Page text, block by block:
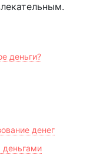
деньги?
денег
деньгами